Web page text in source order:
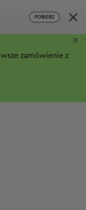
POBIERZ ×
zamówienie z
×